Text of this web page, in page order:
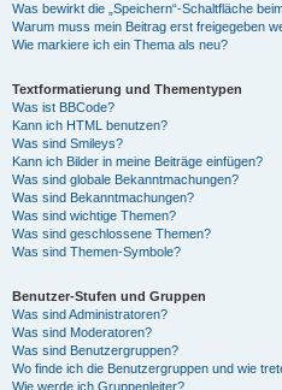
Was bewirkt die „Speichern“-Schaltfläche
Warum muss mein Beitrag erst freigegeben
Wie markiere ich ein Thema als neu?
Textformatierung und Thementypen
Was ist BBCode?
Kann ich HTML benutzen?
Was sind Smileys?
Kann ich Bilder in meine Beiträge einfügen?
Was sind globale Bekanntmachungen?
Was sind Bekanntmachungen?
Was sind wichtige Themen?
Was sind geschlossene Themen?
Was sind Themen-Symbole?
Benutzer-Stufen und Gruppen
Was sind Administratoren?
Was sind Moderatoren?
Was sind Benutzergruppen?
Wo finde ich die Benutzergruppen und wie
Wie werde ich Gruppenleiter?